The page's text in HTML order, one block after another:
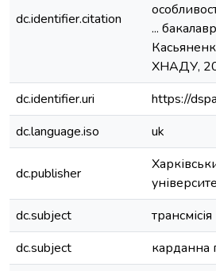
dc.identifier.citation
...
ХНАДУ,
dc.identifier.uri
https://
dc.language.iso
uk
dc.publisher
dc.subject
трансмісія
dc.subject
карданна